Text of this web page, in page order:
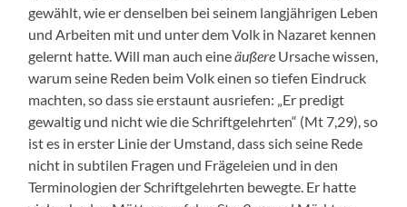
gewählt, wie er denselben bei seinem langjährigen Leben
und Arbeiten mit und unter dem Volk in Nazaret kennen
gelernt hatte. Will man auch eineäußere Ursache wissen,
warum seine Reden beim Volk einen so tiefen Eindruck
machten, so dass sie erstaunt ausriefen: „Er predigt
gewaltig und nicht wie die Schriftgelehrten“ (Mt 7,29), so
ist es in erster Linie der Umstand, dass sich seine Rede
nicht in subtilen Fragen und Frägeleien und in den
Terminologien der Schriftgelehrten bewegte. Er hatte